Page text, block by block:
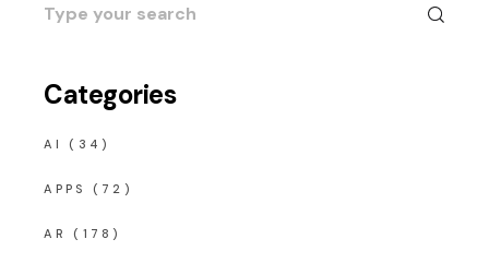
for:
Categories
AI (34)
APPS (72)
AR (178)